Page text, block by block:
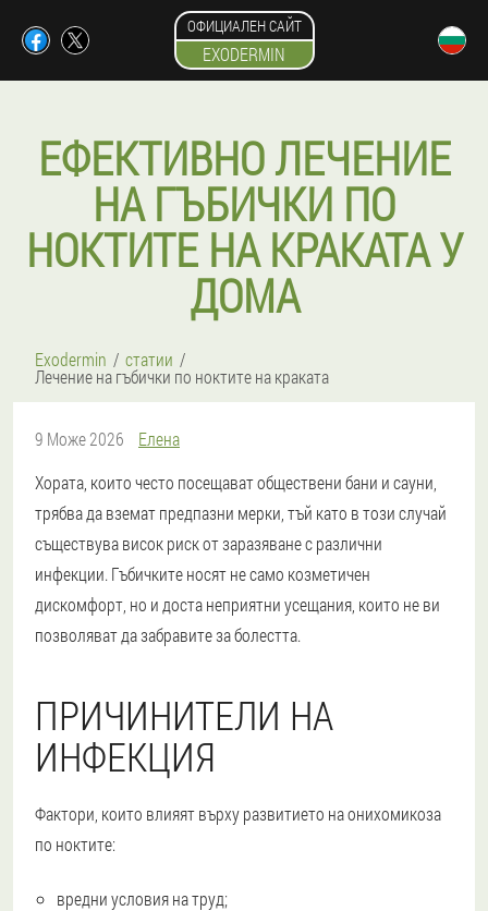
ОФИЦИАЛЕН САЙТ
EXODERMIN
ЕФЕКТИВНО ЛЕЧЕНИЕ
НА ГЪБИЧКИ ПО
НОКТИТЕ НА КРАКАТА У
ДОМА
Exodermin статии
Лечение на гъбички по ноктите на краката
9 Може 2026
Елена
Хората, които често посещават обществени бани и сауни,
трябва да вземат предпазни мерки, тъй като в този случай
съществува висок риск от заразяване с различни
инфекции. Гъбичките носят не само козметичен
дискомфорт, но и доста неприятни усещания, които не ви
позволяват да забравите за болестта.
ПРИЧИНИТЕЛИ НА
ИНФЕКЦИЯ
Фактори, които влияят върху развитието на онихомикоза
по ноктите:
вредни условия на труд;